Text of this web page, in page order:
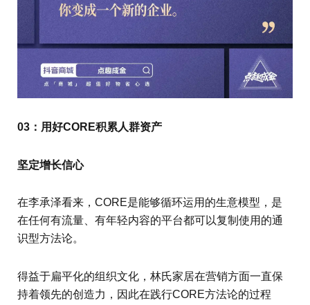
03：用好CORE积累人群资产
坚定增长信心
在李承泽看来，CORE是能够循环运用的生意模型，是
在任何有流量、有年轻内容的平台都可以复制使用的通
识型方法论。
得益于扁平化的组织文化，林氏家居在营销方面一直保
持着领先的创造力，因此在践行CORE方法论的过程